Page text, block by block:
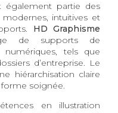
également partie des
modernes, intuitives et
HD Graphisme
de supports de
tels que
d’entreprise. Le
hiérarchisation claire
soignée.
en illustration